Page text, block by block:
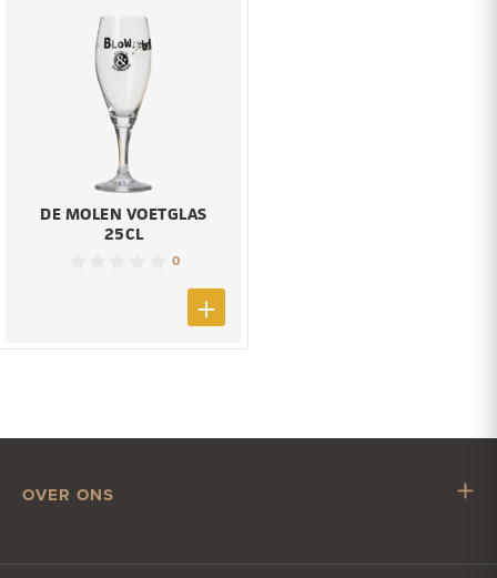
DE MOLEN VOETGLAS
25CL
0
OVER ONS